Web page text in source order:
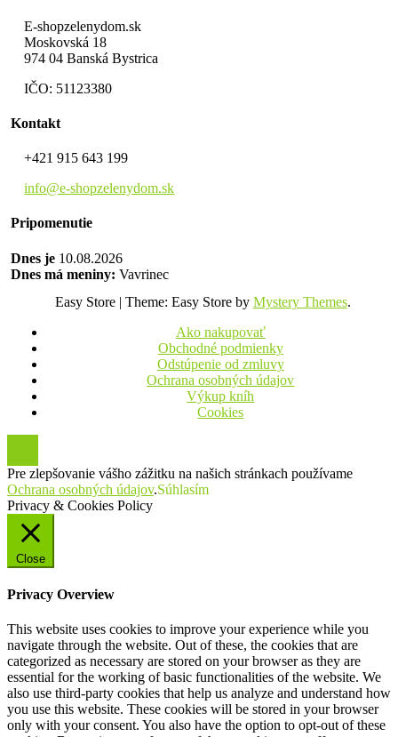
E-shopzelenydom.sk
Moskovská 18
974 04 Banská Bystrica
IČO: 51123380
Kontakt
+421 915 643 199
info@e-shopzelenydom.sk
Pripomenutie
Dnes je 10.08.2026
Dnes má meniny: Vavrinec
Easy Store | Theme: Easy Store by Mystery Themes.
Ako nakupovať
Obchodné podmienky
Odstúpenie od zmluvy
Ochrana osobných údajov
Výkup kníh
Cookies
Pre zlepšovanie vášho zážitku na našich stránkach používame
Ochrana osobných údajov.Súhlasím
Privacy & Cookies Policy
Close
Privacy Overview
This website uses cookies to improve your experience while you
navigate through the website. Out of these, the cookies that are
categorized as necessary are stored on your browser as they are
essential for the working of basic functionalities of the website. We
also use third-party cookies that help us analyze and understand how
you use this website. These cookies will be stored in your browser
only with your consent. You also have the option to opt-out of these